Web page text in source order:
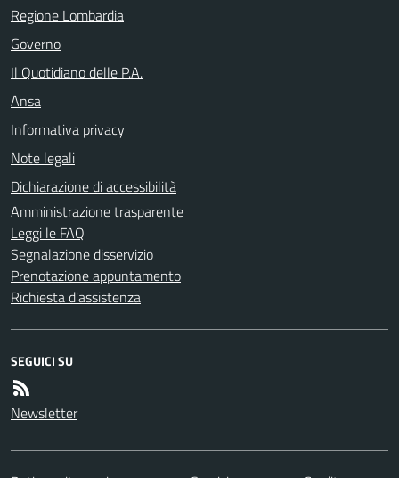
Regione Lombardia
Governo
Il Quotidiano delle P.A.
Ansa
Informativa privacy
Note legali
Dichiarazione di accessibilità
Amministrazione trasparente
Leggi le FAQ
Segnalazione disservizio
Prenotazione appuntamento
Richiesta d'assistenza
SEGUICI SU
Newsletter